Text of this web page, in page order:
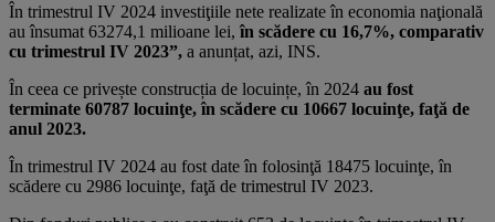
În trimestrul IV 2024 investiţiile nete realizate în economia naţională
au însumat 63274,1 milioane lei, în scădere cu 16,7%, comparativ
cu trimestrul IV 2023”, a anunțat, azi, INS.
În ceea ce privește construcția de locuințe, în 2024 au fost
terminate 60787 locuinţe, în scădere cu 10667 locuinţe, faţă de
anul 2023.
În trimestrul IV 2024 au fost date în folosinţă 18475 locuinţe, în
scădere cu 2986 locuinţe, faţă de trimestrul IV 2023.